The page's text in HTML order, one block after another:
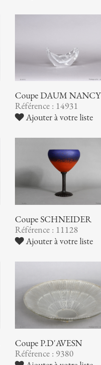
Coupe DAUM NANCY
Référence : 14931
Ajouter à votre liste
Coupe SCHNEIDER
Référence : 11128
Ajouter à votre liste
Coupe P.D'AVESN
Référence : 9380